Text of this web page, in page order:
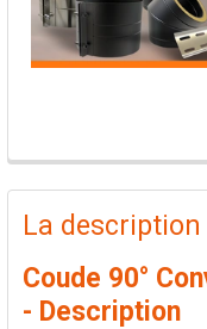
PRODUITS
FRÉQUEMMENT
ACHETÉS
La description
Coude 90°
- Description